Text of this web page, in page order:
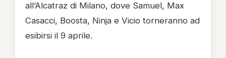
all’Alcatraz di Milano, dove Samuel, Max
Casacci, Boosta, Ninja e Vicio torneranno ad
esibirsi il 9 aprile.